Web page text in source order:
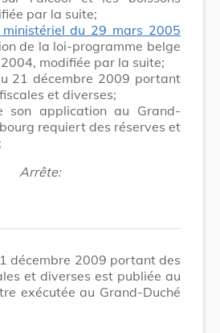
par la suite;
ministériel du 29 mars 2005
de la loi-programme belge
modifiée par la suite;
21 décembre 2009 portant
et diverses;
son application au Grand-
requiert des réserves et
Arrête:
décembre 2009 portant des
et diverses est publiée au
exécutée au Grand-Duché